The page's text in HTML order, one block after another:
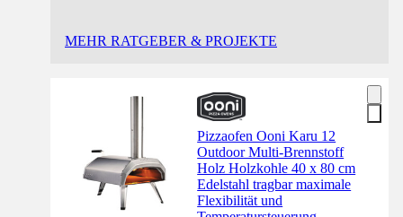
MEHR RATGEBER & PROJEKTE
Pizzaofen Ooni Karu 12
Outdoor Multi-Brennstoff
Holz Holzkohle 40 x 80 cm
Edelstahl tragbar maximale
Flexibilität und